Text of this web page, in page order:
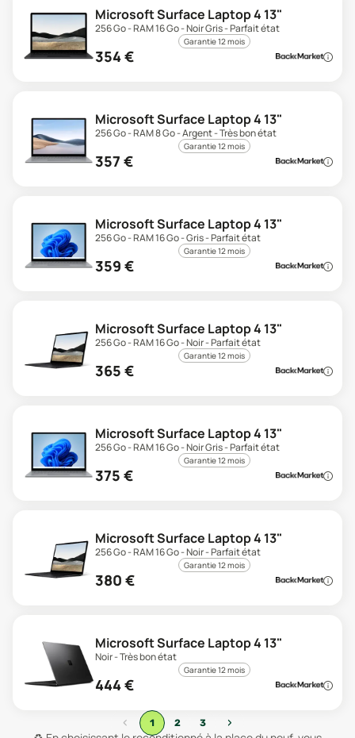
Microsoft Surface Laptop 4 13"
256 Go - RAM 16 Go - Noir Gris - Parfait état
Garantie 12 mois
354€
Microsoft Surface Laptop 4 13"
256 Go - RAM 8 Go - Argent - Très bon état
Garantie 12 mois
357 €
Microsoft Surface Laptop 4 13"
256 Go - RAM 16 Go - Gris - Parfait état
Garantie 12 mois
359 €
Microsoft Surface Laptop 4 13"
256 Go - RAM 16 Go - Noir - Parfait état
Garantie 12 mois
365 €
Microsoft Surface Laptop 4 13"
256 Go - RAM 16 Go - Noir Gris - Parfait état
Garantie 12 mois
375 €
Microsoft Surface Laptop 4 13"
256 Go - RAM 16 Go - Noir - Parfait état
Garantie 12 mois
380 €
Microsoft Surface Laptop 4 13"
Noir - Très bon état
Garantie 12 mois
444€
‹ 1 2 3
›